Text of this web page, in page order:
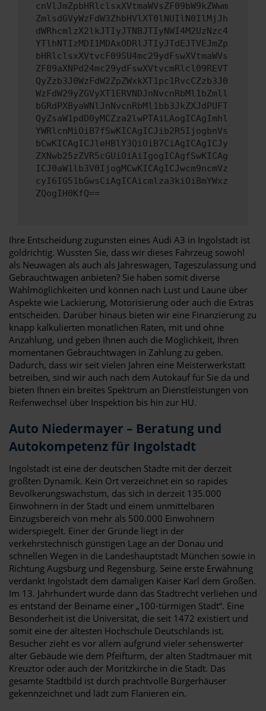
cnVlJmZpbHRlclsxXVtmaWVsZF09bW9kZWwm
ZmlsdGVyWzFdW3ZhbHVlXT0lNUIlN0IlMjJh
dWRhcmlzX2lkJTIyJTNBJTIyNWI4M2UzNzc4
YTlhNTIzMDI1MDAxODRlJTIyJTdEJTVEJmZp
bHRlclsxXVtvcF09SU4mc29ydFswXVtmaWVs
ZF09aXNPd24mc29ydFswXVtvcmRlcl09REVT
QyZzb3J0WzFdW2ZpZWxkXT1pc1RvcCZzb3J0
WzFdW29yZGVyXT1ERVNDJnNvcnRbMl1bZmll
bGRdPXByaWNlJnNvcnRbMl1bb3JkZXJdPUFT
QyZsaW1pdD0yMCZza2lwPTAiLAogICAgImhl
YWRlcnMiOiB7fSwKICAgICJib2R5IjogbnVs
bCwKICAgICJleHBlY3QiOiB7CiAgICAgICJy
ZXNwb25zZVR5cGUiOiAiIgogICAgfSwKICAg
ICJ0aW1lb3V0IjogMCwKICAgICJwcm9ncmVz
cyI6IG51bGwsCiAgICAicmlza3kiOiBmYWxz
ZQogIH0KfQ==
Ihre Entscheidung zugunsten eines Audi A3 in Ingolstadt ist
goldrichtig. Wussten Sie, dass wir dieses Fahrzeug sowohl
als Neuwagen als auch als Jahreswagen, Tageszulassung und
Gebrauchtwagen anbieten? Sie haben somit diverse
Wahlmöglichkeiten und können nach Lust und Laune über
Aspekte wie Lackierung, Motorisierung oder auch die Extras
entscheiden. Darüber hinaus bieten wir eine Finanzierung zu
knapp kalkulierten monatlichen Raten, mit und ohne
Anzahlung, und geben Ihnen auch die Möglichkeit, Ihren
momentanen Gebrauchtwagen in Zahlung zu geben.
Dadurch, dass wir seit vielen Jahren eine Meisterwerkstatt
betreiben, sind wir auch nach dem Autokauf für Sie da und
bieten Ihnen ein breites Spektrum an Dienstleistungen von
Reifenwechsel über Inspektion bis hin zur HU.
Auto Niedermayer – Beratung und
Autokompetenz für Ingolstadt
Ingolstadt ist eine der deutschen Städte mit der derzeit
größten Dynamik. Kein Ort verzeichnet ein so rapides
Bevölkerungswachstum, das sich in derzeit 135.000
Einwohnern in der Stadt und einem unmittelbaren
Einzugsbereich von mehr als 500.000 Einwohnern
widerspiegelt. Einer der Gründe liegt in der
verkehrstechnisch günstigen Lage an der Donau und
schnellen Wegen in die Landeshauptstadt München sowie in
Richtung Augsburg und Regensburg. Seine erste Erwähnung
verdankt Ingolstadt dem damaligen Kaiser Karl dem Großen.
Im 13. Jahrhundert wurde dann das Stadtrecht verliehen und
es entstand der Beiname einer „100-türmigen Stadt“. Eine
Besonderheit ist die Universität, die seit 1472 existiert und
somit eine der ältesten Hochschule Deutschlands ist.
Besucher zieht es vor allem aufgrund vieler sehenswerter
alter Gebäude wie dem Pfeifturm, der alten Stadtmauer mit
Kreuztor oder auch der Moritzkirche in die Stadt. Das
gesamte Stadtbild ist durch prachtvolle Bürgerhäuser
gekennzeichnet und lädt zum Flanieren ein.